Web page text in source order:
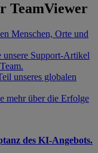
TeamViewer
Menschen, Orte und
unsere Support-Artikel
unseres globalen
mehr über die Erfolge
des KI-Angebots.